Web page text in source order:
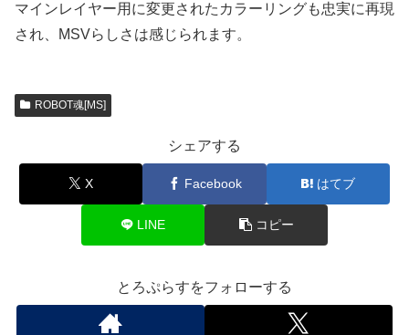
マインレイヤー用に変更されたカラーリングも忠実に再現
され、MSVらしさは感じられます。
ROBOT魂[MS]
シェアする
X Facebook はてブ
LINE コピー
とろぷらすをフォローする